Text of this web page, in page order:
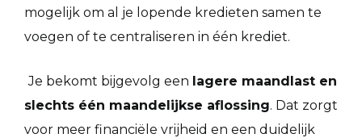
mogelijk om al je lopende kredieten samen te
voegen of te centraliseren in één krediet.
Je bekomt bijgevolg een lagere maandlast en
slechts één maandelijkse aflossing. Dat zorgt
voor meer financiële vrijheid en een duidelijk